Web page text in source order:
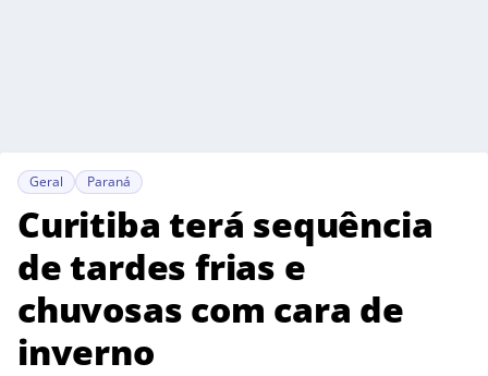
Geral Paraná
Curitiba terá sequência
de tardes frias e
chuvosas com cara de
inverno